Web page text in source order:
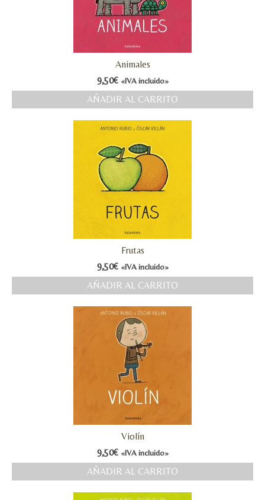
Animales
9,50€ «IVA incluido»
AÑADIR AL CARRITO
Frutas
9,50€ «IVA incluido»
AÑADIR AL CARRITO
Violín
9,50€ «IVA incluido»
AÑADIR AL CARRITO